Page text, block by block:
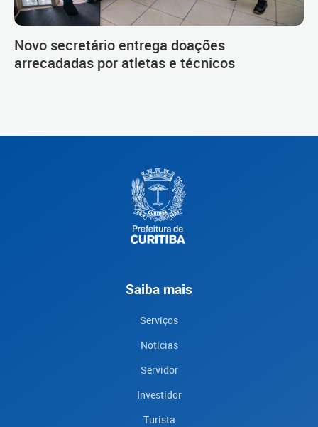
Novo secretário entrega doações
arrecadadas por atletas e técnicos
Saiba mais
Serviços
Notícias
Servidor
Investidor
Turista